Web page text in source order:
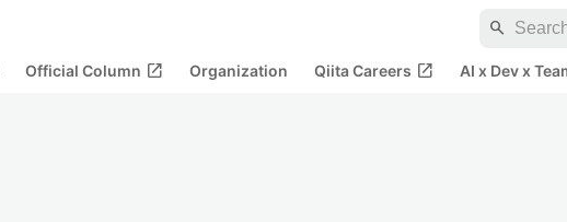
search
Official Column open_in_new Organization Qiita Careers open_in_new AI x Dev x